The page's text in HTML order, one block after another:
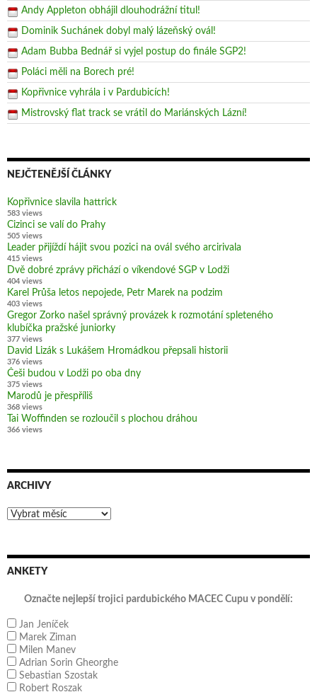
Andy Appleton obhájil dlouhodrážní titul!
Dominik Suchánek dobyl malý lázeňský ovál!
Adam Bubba Bednář si vyjel postup do finále SGP2!
Poláci měli na Borech pré!
Kopřivnice vyhrála i v Pardubicích!
Mistrovský flat track se vrátil do Mariánských Lázní!
NEJČTENĚJŠÍ ČLÁNKY
Kopřivnice slavila hattrick
583 views
Cizinci se valí do Prahy
505 views
Leader přijíždí hájit svou pozici na ovál svého arcirivala
415 views
Dvě dobré zprávy přichází o víkendové SGP v Lodži
404 views
Karel Průša letos nepojede, Petr Marek na podzim
403 views
Gregor Zorko našel správný provázek k rozmotání spleteného
klubíčka pražské juniorky
377 views
David Lizák s Lukášem Hromádkou přepsali historii
376 views
Češi budou v Lodži po oba dny
375 views
Marodů je přespříliš
368 views
Tai Woffinden se rozloučil s plochou dráhou
366 views
ARCHIVY
Archivy
ANKETY
Označte nejlepší trojici pardubického MACEC Cupu v pondělí:
Jan Jeníček
Marek Ziman
Milen Manev
Adrian Sorin Gheorghe
Sebastian Szostak
Robert Roszak